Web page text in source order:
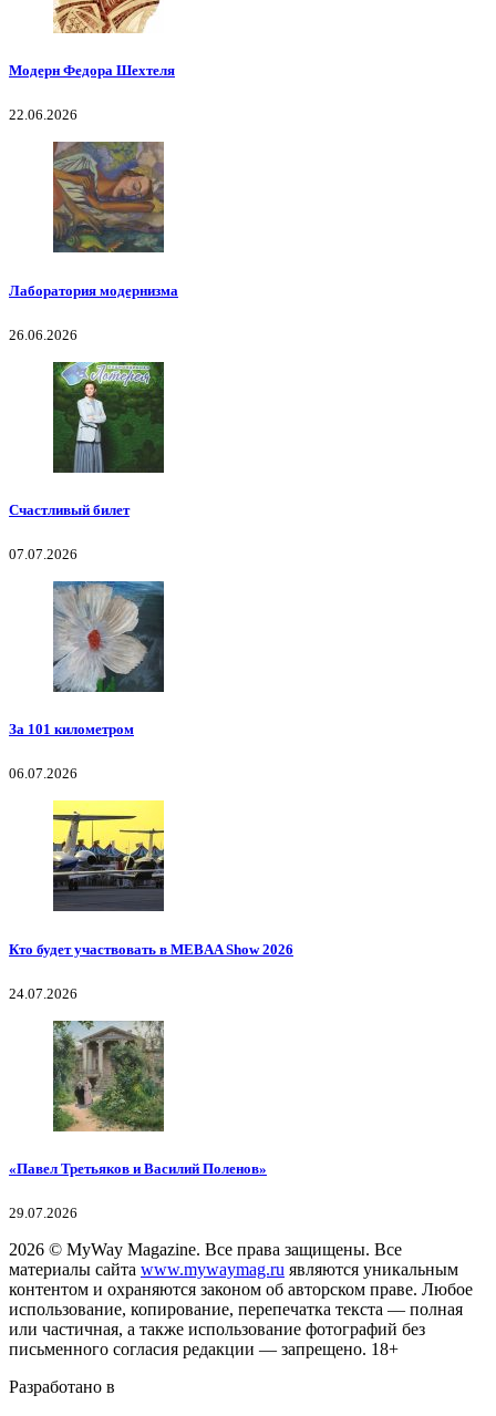
Модерн Федора Шехтеля
22.06.2026
Лаборатория модернизма
26.06.2026
Счастливый билет
07.07.2026
За 101 километром
06.07.2026
Кто будет участвовать в MEBAA Show 2026
24.07.2026
«Павел Третьяков и Василий Поленов»
29.07.2026
2026 © MyWay Magazine. Все права защищены. Все
материалы сайта www.mywaymag.ru являются уникальным
контентом и охраняются законом об авторском праве. Любое
использование, копирование, перепечатка текста — полная
или частичная, а также использование фотографий без
письменного согласия редакции — запрещено. 18+
Разработано в